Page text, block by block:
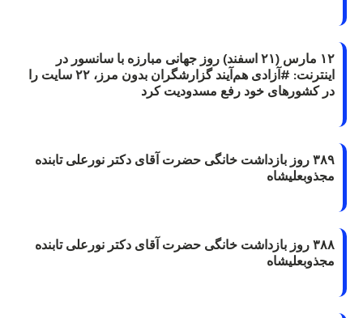
۱۲ مارس (۲۱ اسفند) روز جهانی مبارزه با سانسور در
اینترنت: #آزادی هم‌آیند گزارشگران‌ بدون مرز، ۲۲ سایت را
در کشورهای خود رفع مسدودیت کرد
۳۸۹ روز بازداشت خانگی حضرت آقای دکتر نورعلی تابنده
مجذوبعلیشاه
۳۸۸ روز بازداشت خانگی حضرت آقای دکتر نورعلی تابنده
مجذوبعلیشاه